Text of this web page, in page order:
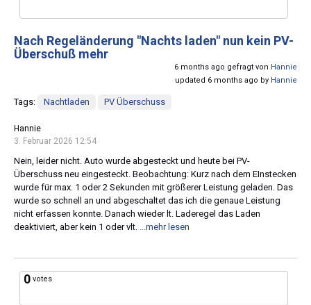
Nach Regeländerung "Nachts laden" nun kein PV-
Überschuß mehr
6 months ago gefragt von Hannie
updated 6 months ago by Hannie
Tags: Nachtladen PV Überschuss
Hannie
3. Februar 2026 12:54
Nein, leider nicht. Auto wurde abgesteckt und heute bei PV-
Überschuss neu eingesteckt. Beobachtung: Kurz nach dem EInstecken
wurde für max. 1 oder 2 Sekunden mit größerer Leistung geladen. Das
wurde so schnell an und abgeschaltet das ich die genaue Leistung
nicht erfassen konnte. Danach wieder lt. Laderegel das Laden
deaktiviert, aber kein 1 oder vlt.
...mehr lesen
0 votes